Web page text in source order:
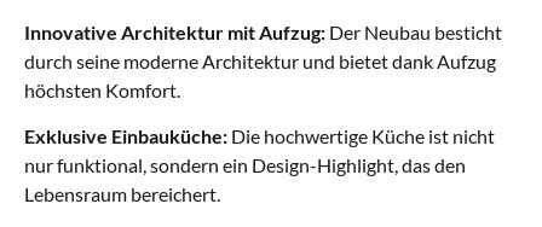
Innovative Architektur mit Aufzug: Der Neubau besticht
durch seine moderne Architektur und bietet dank Aufzug
höchsten Komfort.
Exklusive Einbauküche: Die hochwertige Küche ist nicht
nur funktional, sondern ein Design-Highlight, das den
Lebensraum bereichert.